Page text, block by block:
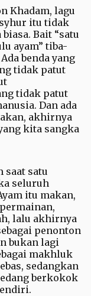
Khadam, lagu
itu tidak
Bait “satu
ayam” tiba-
benda yang
tidak patut
tidak patut
Dan ada
akhirnya
kita sangka
saat satu
seluruh
itu makan,
lalu akhirnya
penonton
bukan lagi
makhluk
sedangkan
berkokok